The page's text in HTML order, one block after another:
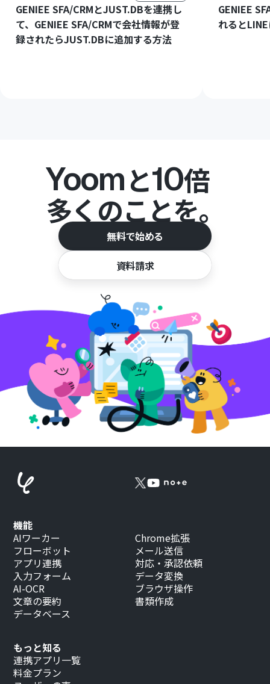
GENIEE SFA/CRMとJUST.DBを連携し
て、GENIEE SFA/CRMで会社情報が登
録されたらJUST.DBに追加する方法
GENIEE
れると
Yoomと10倍
多くのことを。
無料で始める
資料請求
もっと知る
連携アプリ一覧
料金プラン
機能
AIワーカー
フローボット
アプリ連携
入力フォーム
AI-OCR
文章の要約
データベース
Chrome拡張
メール送信
対応・承認依頼
データ変換
ブラウザ操作
書類作成